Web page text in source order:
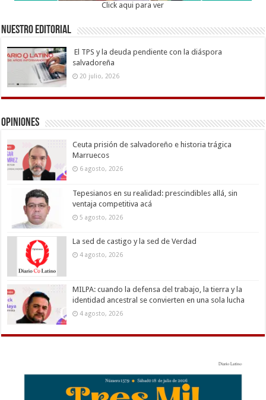
Click aqui para ver
Nuestro Editorial
El TPS y la deuda pendiente con la diáspora
salvadoreña
20 julio, 2026
Opiniones
Ceuta prisión de salvadoreño e historia trágica
Marruecos
6 agosto, 2026
Tepesianos en su realidad: prescindibles allá, sin
ventaja competitiva acá
5 agosto, 2026
La sed de castigo y la sed de Verdad
4 agosto, 2026
MILPA: cuando la defensa del trabajo, la tierra y la
identidad ancestral se convierten en una sola lucha
4 agosto, 2026